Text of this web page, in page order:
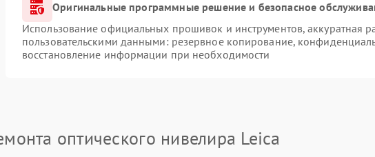
Оригинальные программные решение и безопасное
Использование официальных прошивок и инструментов, аккуратная
пользовательскими данными: резервное копирование,
восстановление информации при необходимости
оптического нивелира Leica